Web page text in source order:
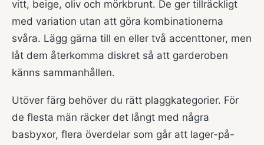
vitt, beige, oliv och mörkbrunt. De ger tillräckligt
med variation utan att göra kombinationerna
svåra. Lägg gärna till en eller två accenttoner, men
låt dem återkomma diskret så att garderoben
känns sammanhållen.
Utöver färg behöver du rätt plaggkategorier. För
de flesta män räcker det långt med några
basbyxor, flera överdelar som går att lager-på-